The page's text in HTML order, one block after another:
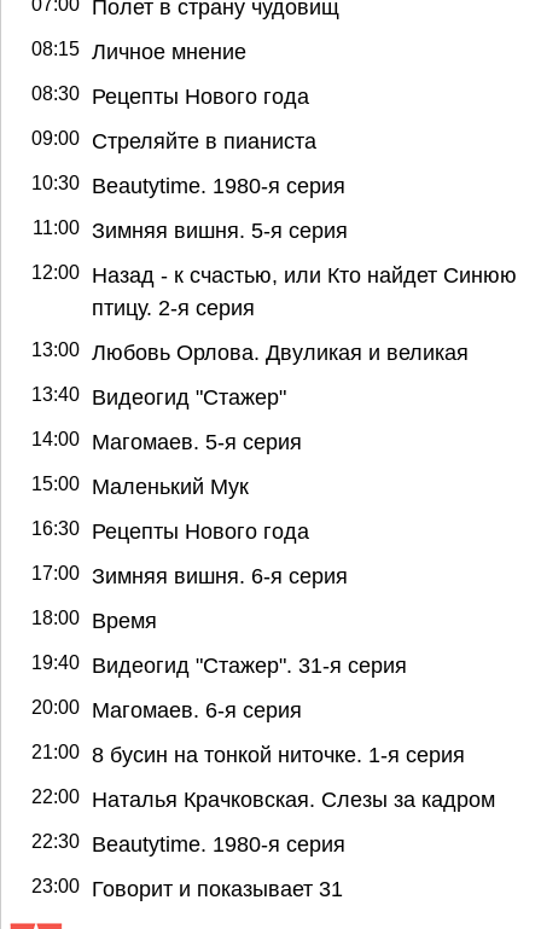
07:00 Полет в страну чудовищ
08:15 Личное мнение
08:30 Рецепты Нового года
09:00 Стреляйте в пианиста
10:30 Beautytime. 1980-я серия
11:00 Зимняя вишня. 5-я серия
12:00
Назад - к счастью, или Кто найдет Синюю
птицу. 2-я серия
13:00 Любовь Орлова. Двуликая и великая
13:40 Видеогид "Стажер"
14:00 Магомаев. 5-я серия
15:00 Маленький Мук
16:30 Рецепты Нового года
17:00 Зимняя вишня. 6-я серия
18:00 Время
19:40 Видеогид "Стажер". 31-я серия
20:00 Магомаев. 6-я серия
21:00 8 бусин на тонкой ниточке. 1-я серия
22:00 Наталья Крачковская. Слезы за кадром
22:30 Beautytime. 1980-я серия
23:00 Говорит и показывает 31